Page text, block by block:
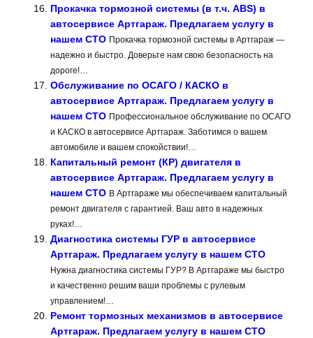
Прокачка тормозной системы (в т.ч. ABS) в
автосервисе Артгараж. Предлагаем услугу в
нашем СТО Прокачка тормозной системы в Артгараж —
надежно и быстро. Доверьте нам свою безопасность на
дороге!…
Обслуживание по ОСАГО / КАСКО в
автосервисе Артгараж. Предлагаем услугу в
нашем СТО Профессиональное обслуживание по ОСАГО
и КАСКО в автосервисе Артгараж. Заботимся о вашем
автомобиле и вашем спокойствии!…
Капитальный ремонт (КР) двигателя в
автосервисе Артгараж. Предлагаем услугу в
нашем СТО В Артгараже мы обеспечиваем капитальный
ремонт двигателя с гарантией. Ваш авто в надежных
руках!…
Диагностика системы ГУР в автосервисе
Артгараж. Предлагаем услугу в нашем СТО
Нужна диагностика системы ГУР? В Артгараже мы быстро
и качественно решим ваши проблемы с рулевым
управлением!…
Ремонт тормозных механизмов в автосервисе
Артгараж. Предлагаем услугу в нашем СТО